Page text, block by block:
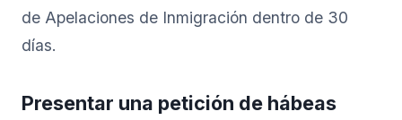
de Apelaciones de Inmigración dentro de 30
días.
Presentar una petición de hábeas